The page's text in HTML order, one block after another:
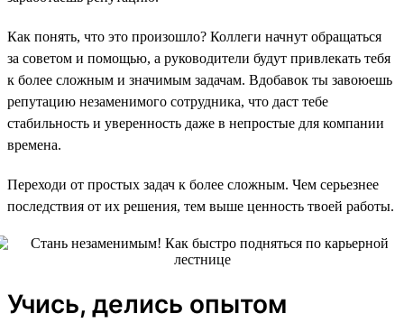
Как понять, что это произошло? Коллеги начнут обращаться
за советом и помощью, а руководители будут привлекать тебя
к более сложным и значимым задачам. Вдобавок ты завоюешь
репутацию незаменимого сотрудника, что даст тебе
стабильность и уверенность даже в непростые для компании
времена.
Переходи от простых задач к более сложным. Чем серьезнее
последствия от их решения, тем выше ценность твоей работы.
Учись, делись опытом